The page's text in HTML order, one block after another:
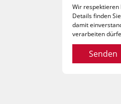
Wir respektieren
Details finden
damit
verarbeiten
Senden